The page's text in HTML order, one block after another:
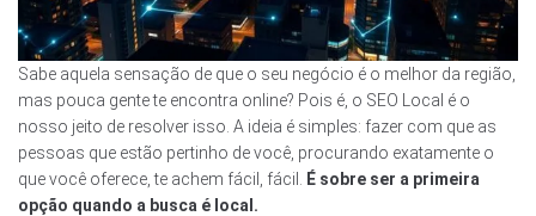
Sabe aquela sensação de que o seu negócio é o melhor da região,
mas pouca gente te encontra online? Pois é, o SEO Local é o
nosso jeito de resolver isso. A ideia é simples: fazer com que as
pessoas que estão pertinho de você, procurando exatamente o
que você oferece, te achem fácil, fácil.
É sobre ser a primeira
opção quando a busca é local.